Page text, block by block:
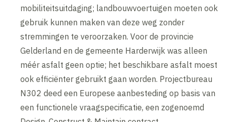
mobiliteitsuitdaging; landbouwvoertuigen moeten ook
gebruik kunnen maken van deze weg zonder
stremmingen te veroorzaken. Voor de provincie
Gelderland en de gemeente Harderwijk was alleen
méér asfalt geen optie; het beschikbare asfalt moest
ook efficiënter gebruikt gaan worden. Projectbureau
N302 deed een Europese aanbesteding op basis van
een functionele vraagspecificatie, een zogenoemd